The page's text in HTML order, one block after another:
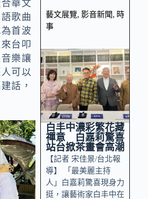
華文
歌曲
為首波
台叩
樂讓
可以
話，
藝文展覽, 影音新聞, 時
事
白丰中濃彩繁花藏
禪意 白嘉莉驚喜
站台掀茶畫會高潮
【記者 宋佳景/台北報
導】 「最美麗主持
人」白嘉莉驚喜現身力
挺，讓藝術家白丰中在